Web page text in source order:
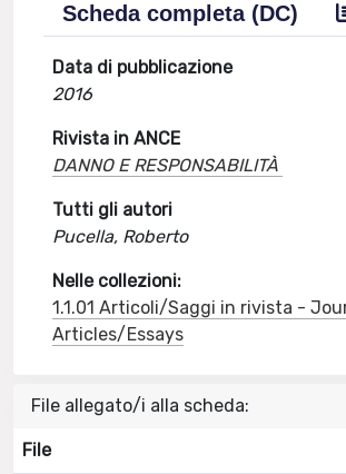
Scheda completa (DC)
Data di pubblicazione
2016
Rivista in ANCE
DANNO E RESPONSABILITÀ
Tutti gli autori
Pucella, Roberto
Nelle collezioni:
1.1.01 Articoli/Saggi in rivista -
Articles/Essays
File allegato/i alla scheda:
File